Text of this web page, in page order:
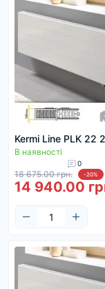
Kermi Line PLK 22
В наявності
0
18 675.00 грн. -20%
14 940.00